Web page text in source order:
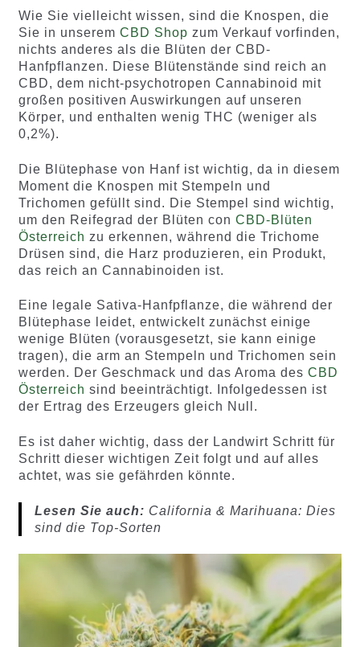
Wie Sie vielleicht wissen, sind die Knospen, die
Sie in unserem CBD Shop zum Verkauf vorfinden,
nichts anderes als die Blüten der CBD-
Hanfpflanzen. Diese Blütenstände sind reich an
CBD, dem nicht-psychotropen Cannabinoid mit
großen positiven Auswirkungen auf unseren
Körper, und enthalten wenig THC (weniger als
0,2%).
Die Blütephase von Hanf ist wichtig, da in diesem
Moment die Knospen mit Stempeln und
Trichomen gefüllt sind. Die Stempel sind wichtig,
um den Reifegrad der Blüten con CBD-Blüten
Österreich zu erkennen, während die Trichome
Drüsen sind, die Harz produzieren, ein Produkt,
das reich an Cannabinoiden ist.
Eine legale Sativa-Hanfpflanze, die während der
Blütephase leidet, entwickelt zunächst einige
wenige Blüten (vorausgesetzt, sie kann einige
tragen), die arm an Stempeln und Trichomen sein
werden. Der Geschmack und das Aroma des CBD
Österreich sind beeinträchtigt. Infolgedessen ist
der Ertrag des Erzeugers gleich Null.
Es ist daher wichtig, dass der Landwirt Schritt für
Schritt dieser wichtigen Zeit folgt und auf alles
achtet, was sie gefährden könnte.
Lesen Sie auch: California & Marihuana: Dies
sind die Top-Sorten